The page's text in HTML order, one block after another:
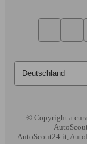
© Copyright a
AutoScout24.it,